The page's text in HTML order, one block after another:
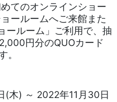
てのオンラインショー
ールームへご来館また
ールーム」ご利用で、抽
円分のQUOカード
。
(木) ～ 2022年11月30日